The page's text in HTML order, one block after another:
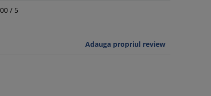
/ 5
Adauga propriul review